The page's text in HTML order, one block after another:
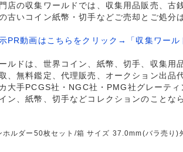
店の収集ワールドでは、収集用品販売、古
古いコイン紙幣・切手などご売却とご処分
PR動画はこちらをクリック→「収集ワー
ルドは、世界コイン、紙幣、切手、収集用
、無料鑑定、代理販売、オークション出品
大手PCGS社・NGC社・PMG社グレーティ
ン、紙幣、切手などコレクションのことな
ホルダー50枚セット/箱 サイズ 37.0mm(バラ売り)